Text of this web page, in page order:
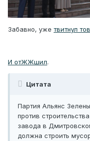
Забавно, уже твитнул
И отЖЖшил.
Цитата
Партия Альянс
против
завода в
должна строить